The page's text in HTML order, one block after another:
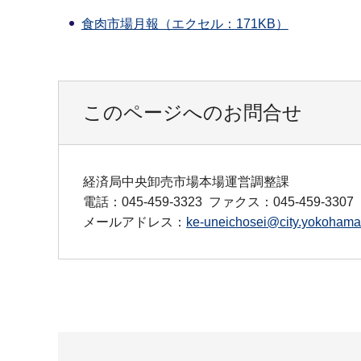
食肉市場月報（エクセル：171KB）
このページへのお問合せ
経済局中央卸売市場本場運営調整課
電話：045-459-3323 ファクス：045-459-3307
メールアドレス： ke-